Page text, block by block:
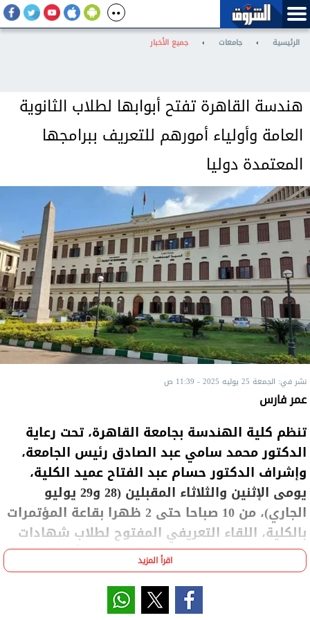
الرئيسية › جامعات › جميع الأخبار
هندسة القاهرة تفتح أبوابها لطلاب الثانوية
العامة وأولياء أمورهم للتعريف ببرامجها
المعتمدة دوليا
نشر في: الجمعة 25 يوليه 2025 - 11:39 ص
عمر فارس
تنظم كلية الهندسة بجامعة القاهرة، تحت رعاية
الدكتور محمد سامي عبد الصادق رئيس الجامعة،
وإشراف الدكتور حسام عبد الفتاح عميد الكلية،
يومى الإثنين والثلاثاء المقبلين (28 و29 يوليو
الجاري)، من 10 صباحا حتى 2 ظهرا بقاعة المؤتمرات
بالكلية، اللقاء التعريفي المفتوح لطلاب شهادات
الثانوية العامة والشهادات المعادلة وأولياء
أمورهم، لتعريفهم بالبرامج التخصصية بالكلية
والتي يبلغ عددها 15 برنامجًا تشمل مجالات هندسية
اقرأ المزيد